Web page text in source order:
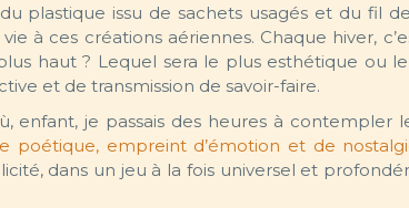
plastique issu de sachets usagés et du fil
à ces créations aériennes. Chaque hiver,
haut ? Lequel sera le plus esthétique ou
et de transmission de savoir-faire.
enfant, je passais des heures à contempler
poétique, empreint d’émotion et de
dans un jeu à la fois universel et